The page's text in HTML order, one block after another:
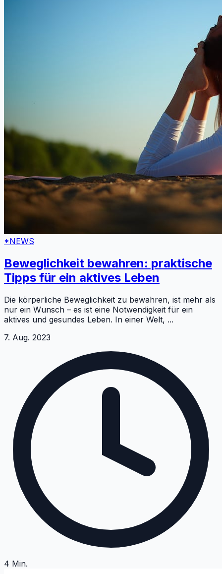
*NEWS
Beweglichkeit bewahren: praktische
Tipps für ein aktives Leben
Die körperliche Beweglichkeit zu bewahren, ist mehr als
nur ein Wunsch – es ist eine Notwendigkeit für ein
aktives und gesundes Leben. In einer Welt, ...
7. Aug. 2023
4 Min.